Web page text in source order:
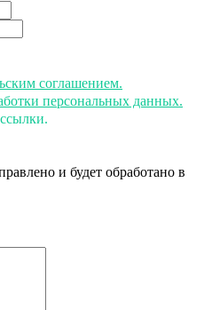
соглашением.
персональных данных.
и будет обработано в